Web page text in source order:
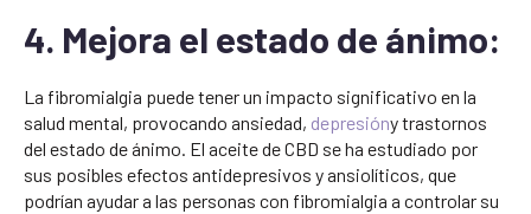
4. Mejora el estado de ánimo:
La fibromialgia puede tener un impacto significativo en la
salud mental, provocando ansiedad, depresióny trastornos
del estado de ánimo. El aceite de CBD se ha estudiado por
sus posibles efectos antidepresivos y ansiolíticos, que
podrían ayudar a las personas con fibromialgia a controlar su